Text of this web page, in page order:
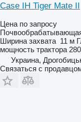
Case IH Tiger Mate II
Цена по запросу
Почвообрабатывающая
Ширина захвата 11 м
мощность трактора
Украина,
Связаться с